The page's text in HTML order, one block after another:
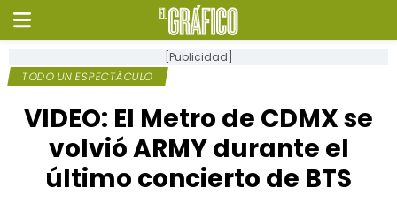
[Publicidad]
TODO UN ESPECTÁCULO
VIDEO: El Metro de CDMX se
volvió ARMY durante el
último concierto de BTS